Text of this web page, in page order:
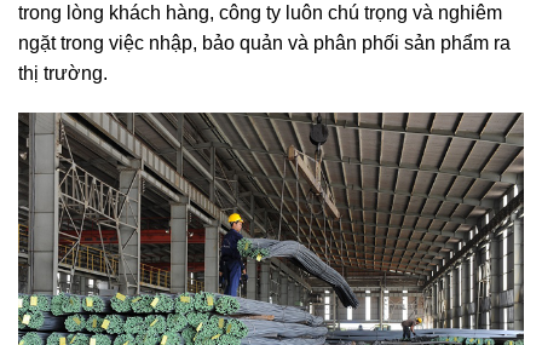
trong lòng khách hàng, công ty luôn chú trọng và nghiêm
ngặt trong việc nhập, bảo quản và phân phối sản phẩm ra
thị trường.